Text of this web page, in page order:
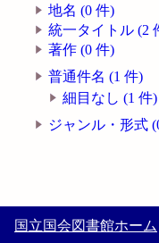
地名 (0 件)
統一タイトル (2
著作 (0 件)
普通件名 (1 件)
細目なし (1 件)
ジャンル・形式
国立国会図書館ホーム